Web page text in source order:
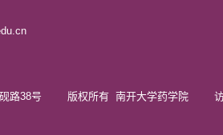
砚路38号 版权所有 南开大学药学院 访